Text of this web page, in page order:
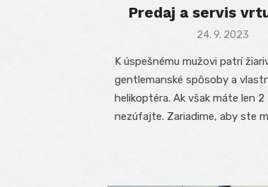
Predaj a servis
Posted
24. 9. 2023
K úspešnému mužovi patrí
gentlemanské spôsoby a
helikoptéra. Ak však máte len 2
nezúfajte. Zariadime, aby ste